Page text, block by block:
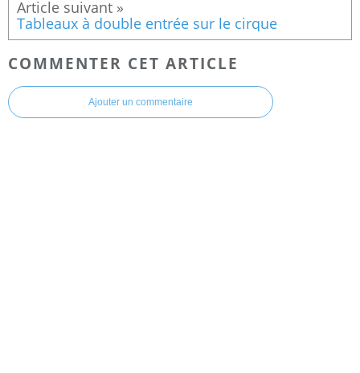
Tableaux à double entrée sur le cirque
COMMENTER CET ARTICLE
Ajouter un commentaire